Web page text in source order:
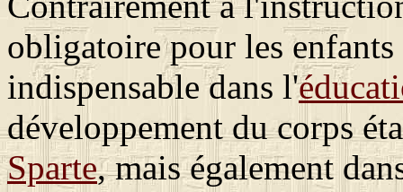
obligatoire pour les
indispensable dans l'
développement du corps
Sparte, mais également